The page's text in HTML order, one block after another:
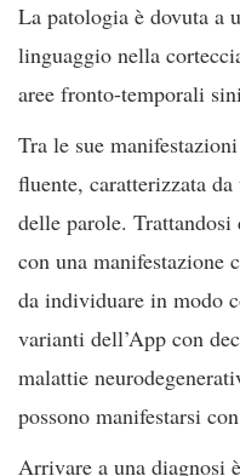
La patologia è dovuta a
linguaggio nella
aree fronto-temporali
Tra le sue
fluente, caratterizzata
delle parole.
con una manifestazione
da individuare in modo
varianti dell’App con
malattie
possono manifestarsi
Arrivare a una diagnosi